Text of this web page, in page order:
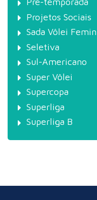
Projetos Sociais
Sada Vôlei
Seletiva
Sul-Americano
Super Vôlei
Supercopa
Superliga
Superliga B